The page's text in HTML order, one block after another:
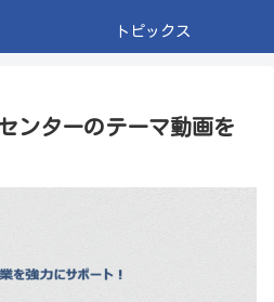
トピックス
ンターのテーマ動画を